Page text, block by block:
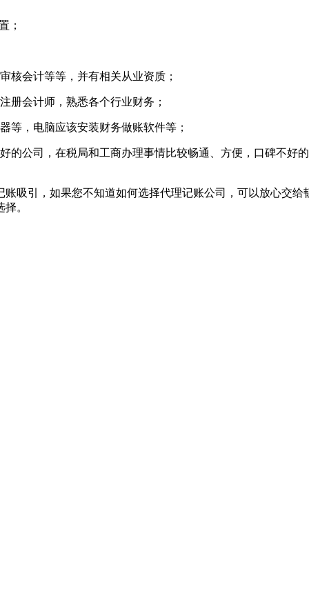
；
核会计等等，并有相关从业资质；
册会计师，熟悉各个行业财务；
等，电脑应该安装财务做账软件等；
的公司，在税局和工商办理事情比较畅通、方便，口碑不好
吸引，如果您不知道如何选择代理记账公司，可以放心交
。